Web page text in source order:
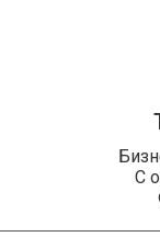
С